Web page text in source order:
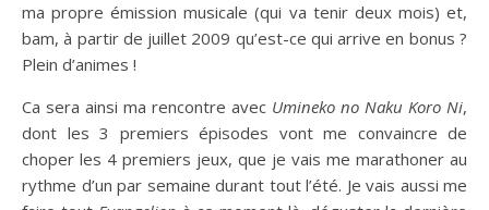
ma propre émission musicale (qui va tenir deux mois) et,
bam, à partir de juillet 2009 qu’est-ce qui arrive en bonus ?
Plein d’animes !
Ca sera ainsi ma rencontre avec Umineko no Naku Koro Ni,
dont les 3 premiers épisodes vont me convaincre de
choper les 4 premiers jeux, que je vais me marathoner au
rythme d’un par semaine durant tout l’été. Je vais aussi me